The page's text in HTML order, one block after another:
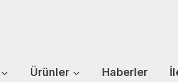
Ürünler Haberler